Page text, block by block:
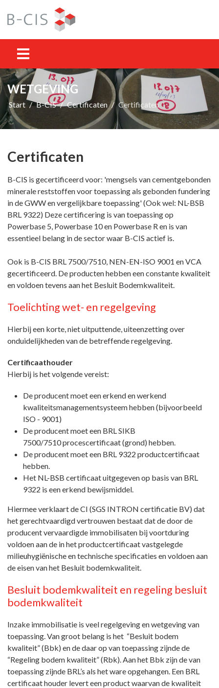
WETGEVING
Start B-CIS Certificaten Certificaten
Certificaten
B-CIS is gecertificeerd voor: 'mengsels van cementgebonden
minerale reststoffen voor toepassing als gebonden fundering
in de GWW en vergelijkbare toepassing' (Ook wel: NL-BSB
BRL 9322) Deze certificering is van toepassing op
Powerbase 5, Powerbase 10 en Powerbase R en is van
essentieel belang in de sector waar B-CIS actief is.
Ook is B-CIS BRL 7500/7510, NEN-EN-ISO 9001 en VCA
gecertificeerd. De producten hebben een constante kwaliteit
en voldoen tevens aan het Besluit Bodemkwaliteit.
Toelichting wet- en regelgeving
Hierbij een korte, niet uitputtende, uiteenzetting over
onduidelijkheden van de betreffende regelgeving.
Certificaathouder
Hierbij is het volgende vereist:
De producent moet een erkend en werkend
kwaliteitsmanagementsysteem hebben (bijvoorbeeld
ISO - 9001)
De producent moet een BRL SIKB
7500/7510 procescertificaat (grond) hebben.
De producent moet een BRL 9322 productcertificaat
hebben.
Het NL-BSB certificaat uitgegeven op basis van BRL
9322 is een erkend bewijsmiddel.
Hiermee verklaart de CI (SGS INTRON certificatie BV) dat
het gerechtvaardigd vertrouwen bestaat dat de door de
producent vervaardigde immobilisaten bij voortduring
voldoen aan de in het productcertificaat vastgelegde
milieuhygiënische en technische specificaties en voldoen aan
de eisen van het Besluit bodemkwaliteit.
Besluit bodemkwaliteit en regeling besluit
bodemkwaliteit
Inzake immobilisatie is veel regelgeving en wetgeving van
toepassing. Van groot belang is het “Besluit bodem
kwaliteit” (Bbk) en de daar op van toepassing zijnde de
“Regeling bodem kwaliteit” (Rbk). Aan het Bbk zijn de van
toepassing zijnde BRL’s als het ware opgehangen. Een BRL
certificaat houder levert een product waarvan de kwaliteit